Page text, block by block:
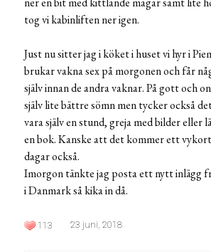
tog vi kabinliften ner igen.
Just nu sitter jag i köket i huset vi hyr i
brukar vakna sex på morgonen och får
själv innan de andra vaknar. På gott och
själv lite bättre sömn men tycker också
vara själv en stund, greja med bilder eller
en bok. Kanske att det kommer ett
dagar också.
Imorgon tänkte jag posta ett nytt inlägg
i Danmark så kika in då.
113 23 juni, 2018